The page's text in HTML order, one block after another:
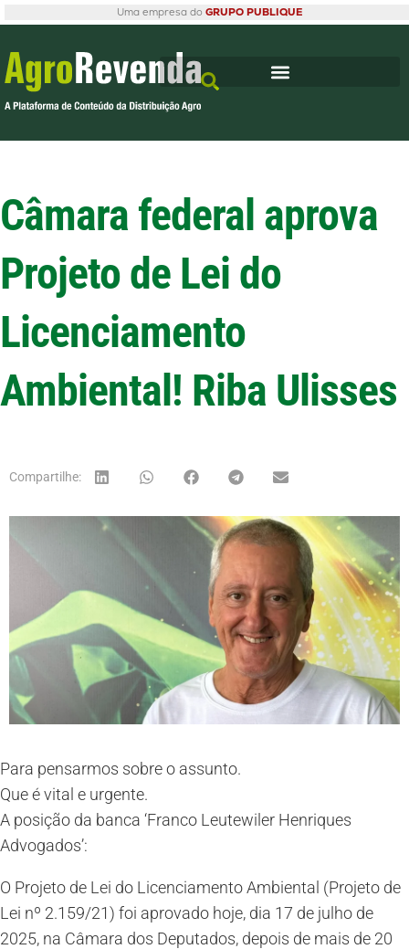
Uma empresa do GRUPO PUBLIQUE
Câmara federal aprova
Projeto de Lei do
Licenciamento
Ambiental! Riba Ulisses
Compartilhe:
Para pensarmos sobre o assunto.
Que é vital e urgente.
A posição da banca ‘Franco Leutewiler Henriques
Advogados’:
O Projeto de Lei do Licenciamento Ambiental (Projeto de
Lei nº 2.159/21) foi aprovado hoje, dia 17 de julho de
2025, na Câmara dos Deputados, depois de mais de 20